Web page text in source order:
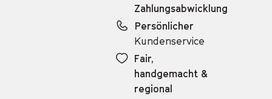
Zahlungsabwicklung
Persönlicher
Kundenservice
Fair,
handgemacht &
regional